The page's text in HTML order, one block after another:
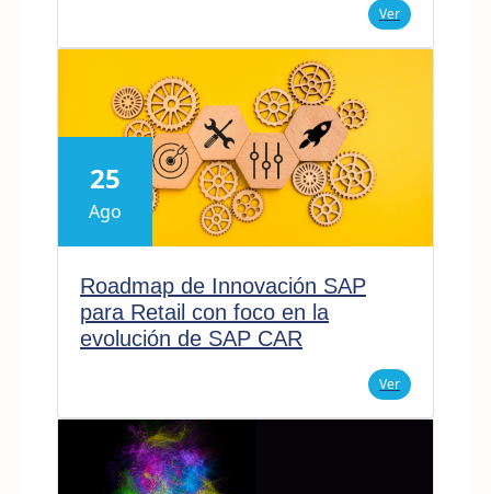
Ver
25
Ago
Roadmap de Innovación SAP
para Retail con foco en la
evolución de SAP CAR
Ver